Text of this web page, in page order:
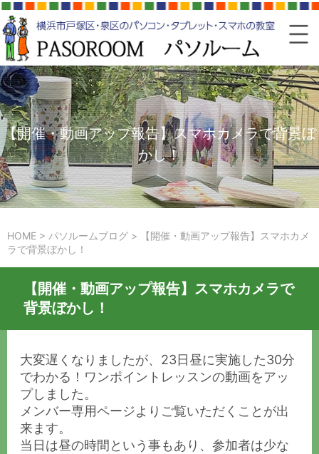
【開催・動画アップ報告】スマホカメラで背景ぼ
かし！
HOME > パソルームブログ >
【開催・動画アップ報告】スマホカメ
ラで背景ぼかし！
【開催・動画アップ報告】スマホカメラで
背景ぼかし！
大変遅くなりましたが、23日昼に実施した30分
でわかる！ワンポイントレッスンの動画をアッ
プしました。
メンバー専用ページよりご覧いただくことが出
来ます。
当日は昼の時間という事もあり、参加者は少な